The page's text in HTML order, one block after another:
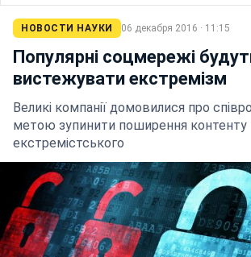
НОВОСТИ НАУКИ 06 декабря 2016 · 11:15
Популярні соцмережі
вистежувати екстремізм
Великі компанії домовилися про
метою зупинити поширення контенту
екстремістського